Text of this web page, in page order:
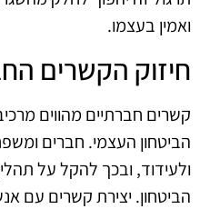
ואמין בעצמו.
חיזוק הקשרים
קשרים חברתיים מהווים
הביטחון העצמי. חברים
ולעידוד, ובכך להקל על
הביטחון. יצירת קשרים עם